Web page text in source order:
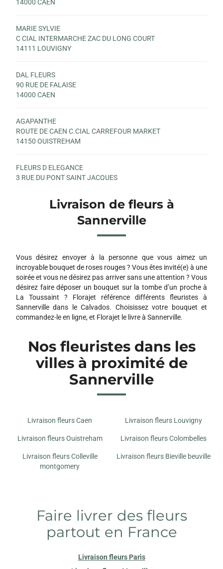
14000 CAEN
MARIE SYLVIE
C CIAL INTERMARCHE ZAC DU LONG COURT
14111 LOUVIGNY
DAL FLEURS
90 RUE DE FALAISE
14000 CAEN
AGAPANTHE
ROUTE DE CAEN C.CIAL CARREFOUR MARKET
14150 OUISTREHAM
FLEURS D ELEGANCE
3 RUE DU PONT SAINT JACQUES
11-13 AVENUE LEON BLUM
O FLEURS DE NATH
CENTRE COMMERCIAL RUE DE LA MER
14880 COLLEVILLE MONTGOMERY
O FLEURS DE NATH
110 RUE SAINT JEAN
NIMALYS
25 RUE MOLIERE
14112 BIEVILLE BEUVILLE
Livraison de fleurs à
Sannerville
Vous désirez envoyer à la personne que vous aimez un
incroyable bouquet de roses rouges ? Vous êtes invité(e) à une
soirée et vous ne désirez pas arriver sans une attention ? Vous
désirez faire déposer un bouquet sur la tombe d’un proche à
La Toussaint ? Florajet référence différents fleuristes à
Sannerville dans le Calvados. Choisissez votre bouquet et
commandez-le en ligne, et Florajet le livre à Sannerville.
Nos fleuristes dans les
villes à proximité de
Sannerville
Livraison fleurs Caen Livraison fleurs Louvigny
Livraison fleurs Ouistreham Livraison fleurs Colombelles
Livraison fleurs Colleville
montgomery
Livraison fleurs Bieville beuville
Faire livrer des fleurs
partout en France
Livraison fleurs Paris